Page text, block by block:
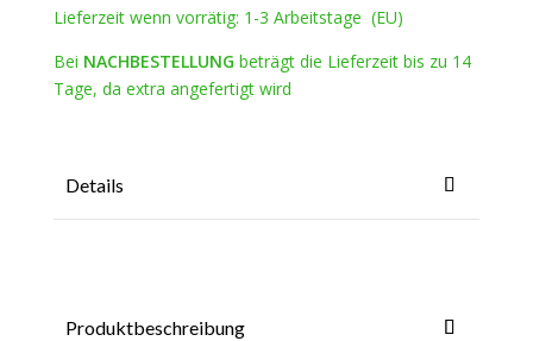
Lieferzeit wenn vorrätig: 1-3 Arbeitstage (EU)
Bei NACHBESTELLUNG beträgt die Lieferzeit bis zu 14
Tage, da extra angefertigt wird
Details
Produktbeschreibung